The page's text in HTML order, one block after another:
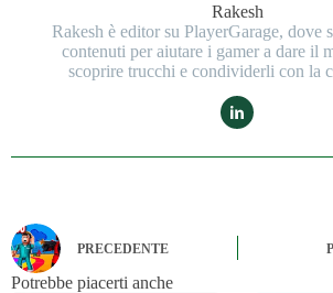
Rakesh
Rakesh è editor su PlayerGarage, dove
contenuti per aiutare i gamer a dare il
scoprire trucchi e condividerli con la
PRECEDENTE
Potrebbe piacerti anche